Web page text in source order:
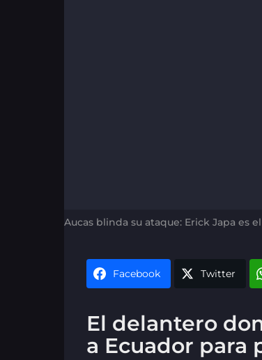
Aucas blinda su ataque: Erick Japa es
Facebook Twitter
El delantero
a Ecuador para